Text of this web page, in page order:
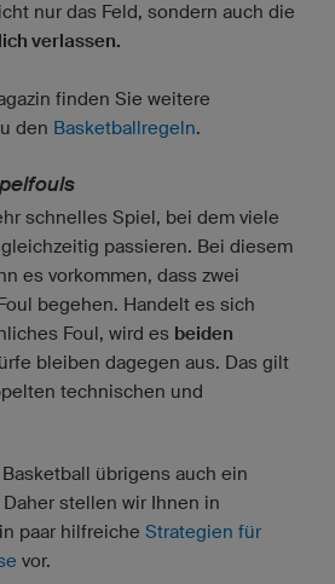
nur das Feld, sondern auch die
verlassen.
finden Sie weitere
den Basketballregeln.
schnelles Spiel, bei dem viele
passieren. Bei diesem
es vorkommen, dass zwei
begehen. Handelt es sich
Foul, wird es beiden
bleiben dagegen aus. Das gilt
technischen und
übrigens auch ein
stellen wir Ihnen in
paar hilfreiche Strategien für
vor.